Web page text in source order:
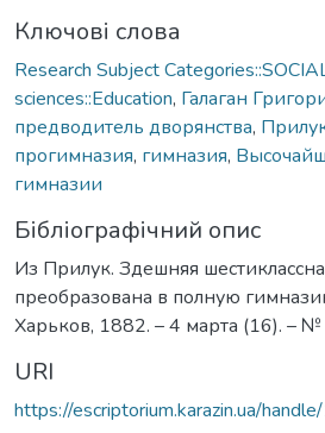
Ключові слова
Research Subject
sciences::Education, Галаган
предводитель дворянства,
прогимназия, гимназия,
гимназии
Бібліографічний опис
Из Прилук. Здешняя
преобразована в полную
Харьков, 1882. – 4 марта (16). – №
URI
https://escriptorium.karazin.ua/